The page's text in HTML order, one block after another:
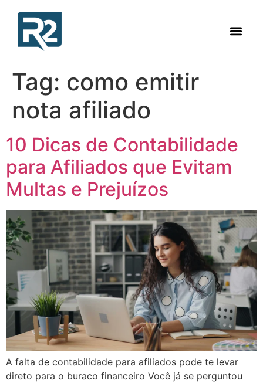
Tag: como emitir
nota afiliado
10 Dicas de Contabilidade
para Afiliados que Evitam
Multas e Prejuízos
A falta de contabilidade para afiliados pode te levar
direto para o buraco financeiro Você já se perguntou